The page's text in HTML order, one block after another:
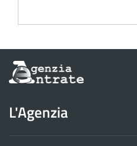
Informazioni
sul
dell'Agenzia
delle
Entrate
L'Agenzia